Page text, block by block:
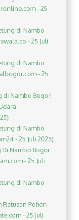
- 25
di Nambo
- 25 Juli
di Nambo
- 25
di Nambo Bogor,
di Nambo
- 25 Juli 2025)
Di Nambo Bogor
- 25 Juli
di Nambo
Ratusan Pohon
- 25 Juli